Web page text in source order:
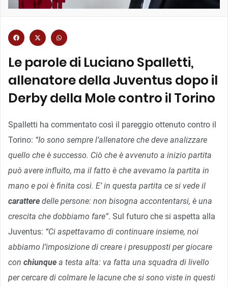
Le parole di Luciano Spalletti,
allenatore della Juventus dopo il
Derby della Mole contro il Torino
Spalletti ha commentato così il pareggio ottenuto contro il
Torino: “Io sono sempre l’allenatore che deve analizzare
quello che è successo. Ciò che è avvenuto a inizio partita
può avere influito, ma il fatto è che avevamo la partita in
mano e poi è finita così. E’ in questa partita ce si vede il
carattere delle persone: non bisogna accontentarsi, è una
crescita che dobbiamo fare”. Sul futuro che si aspetta alla
Juventus: “Ci aspettavamo di continuare insieme, noi
abbiamo l’imposizione di creare i presupposti per giocare
con chiunque a testa alta: va fatta una squadra di livello
per cercare di colmare le lacune che si sono viste in questi